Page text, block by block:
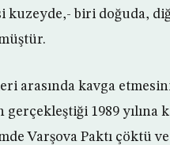
biri doğuda,
arasında kavga
gerçekleştiği 1989 yılına
Varşova Paktı çöktü